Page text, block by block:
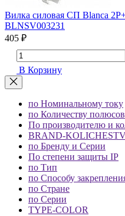
Вилка силовая СП Blanca
BLNSV003231
405 ₽
В Корзину
по Номинальному току
по Количеству полюсов
По производителю и
BRAND-
по Бренду и Серии
По степени защиты IP
по Тип
по Способу
по Стране
по Серии
TYPE-COLOR